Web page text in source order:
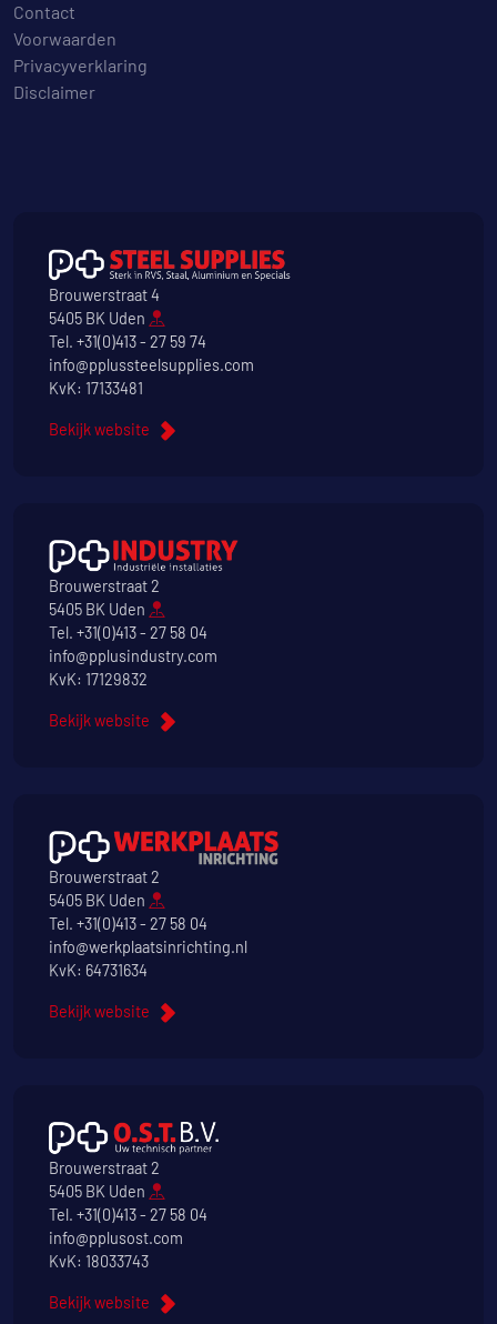
Contact
Voorwaarden
Privacyverklaring
Disclaimer
Brouwerstraat 4
5405 BK Uden
Tel. +31(0)413 - 27 59 74
info@pplussteelsupplies.com
KvK: 17133481
Bekijk website
Brouwerstraat 2
5405 BK Uden
Tel. +31(0)413 - 27 58 04
info@pplusindustry.com
KvK: 17129832
Bekijk website
Brouwerstraat 2
5405 BK Uden
Tel. +31(0)413 - 27 58 04
info@werkplaatsinrichting.nl
KvK: 64731634
Bekijk website
Brouwerstraat 2
5405 BK Uden
Tel. +31(0)413 - 27 58 04
info@pplusost.com
KvK: 18033743
Bekijk website